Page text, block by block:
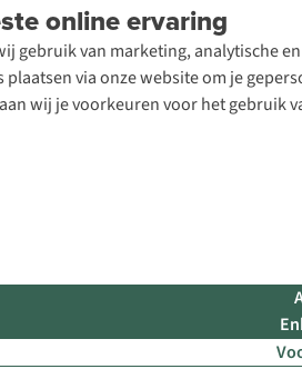
online ervaring
gebruik van marketing, analytische
via onze website om je
wij je voorkeuren voor het